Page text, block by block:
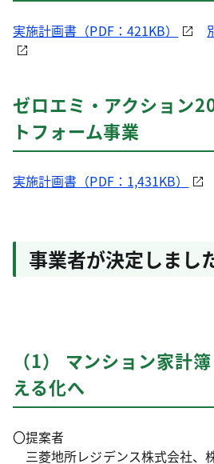
実施計画書（PDF：421KB）
ゼロエミ・アクション
トフォーム事業
実施計画書（PDF：1,431KB）
事業者が決定しまし
（1） マンション家計
える化へ
〇提案者
三菱地所レジデンス株式会社、